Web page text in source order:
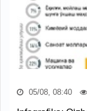
05/08, 08:40